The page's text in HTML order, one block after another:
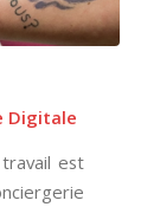
Digitale
est